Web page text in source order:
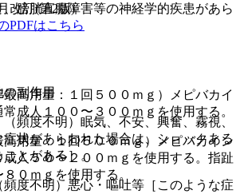
膀胱直腸障害等の神経学的疾患があら
副作用
頻度不明）眠気、不安、興奮、霧視、
状があらわれた場合は、ショックある
とがある］。
度不明）悪心・嘔吐等［このような症
改訂(第2版)
PDFはこちら
高用量：１回５００ｍｇ）メピバカイ
成人１００〜３００ｍｇを使用する。
用量：１回５００ｍｇ）メピバカイン
人５０〜２００ｍｇを使用する。指趾
０ｍｇを使用する。